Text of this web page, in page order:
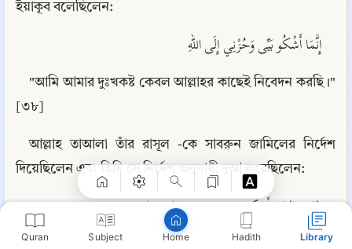
Quran Subject Home Hadith Library
ইয়াকূব বলেছিলেন:
إِنَّمَا أَشْكُو بَيِّى وَحُزْنِي إِلَى اللهِ
"আমি আমার দুঃখকষ্ট কেবল আল্লাহর কাছেই নিবেদন করছি।"
[৩৮]
আল্লাহ তাআলা তাঁর রাসূল -কে সাবরুন জামিলের নির্দেশ
দিয়েছিলেন এবং তিনি সে নির্দেশ অনুযায়ী দুআ করেছিলেন:
اللهم اليك أشكو ضعف قوتي وقلة حيلتي
“হে আল্লাহ, আমি আমার শক্তি ও ক্ষমতার স্বল্পতার ব্যাপারে
Copy